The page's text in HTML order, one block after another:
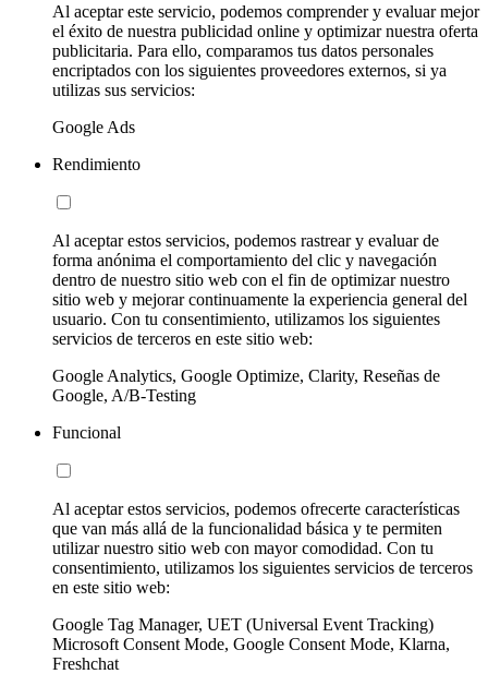
Al aceptar este servicio, podemos comprender y evaluar mejor
el éxito de nuestra publicidad online y optimizar nuestra oferta
publicitaria. Para ello, comparamos tus datos personales
encriptados con los siguientes proveedores externos, si ya
utilizas sus servicios:
Google Ads
Rendimiento
Al aceptar estos servicios, podemos rastrear y evaluar de
forma anónima el comportamiento del clic y navegación
dentro de nuestro sitio web con el fin de optimizar nuestro
sitio web y mejorar continuamente la experiencia general del
usuario. Con tu consentimiento, utilizamos los siguientes
servicios de terceros en este sitio web:
Google Analytics, Google Optimize, Clarity, Reseñas de
Google, A/B-Testing
Funcional
Al aceptar estos servicios, podemos ofrecerte características
que van más allá de la funcionalidad básica y te permiten
utilizar nuestro sitio web con mayor comodidad. Con tu
consentimiento, utilizamos los siguientes servicios de terceros
en este sitio web:
Google Tag Manager, UET (Universal Event Tracking)
Microsoft Consent Mode, Google Consent Mode, Klarna,
Freshchat